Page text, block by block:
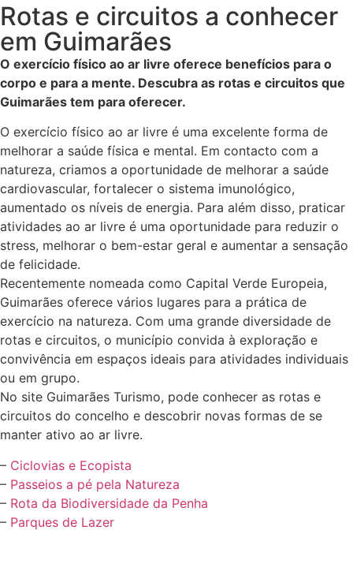
Rotas e circuitos a conhecer
em Guimarães
O exercício físico ao ar livre oferece benefícios para o
corpo e para a mente. Descubra as rotas e circuitos que
Guimarães tem para oferecer.
O exercício físico ao ar livre é uma excelente forma de
melhorar a saúde física e mental. Em contacto com a
natureza, criamos a oportunidade de melhorar a saúde
cardiovascular, fortalecer o sistema imunológico,
aumentado os níveis de energia. Para além disso, praticar
atividades ao ar livre é uma oportunidade para reduzir o
stress, melhorar o bem-estar geral e aumentar a sensação
de felicidade.
Recentemente nomeada como Capital Verde Europeia,
Guimarães oferece vários lugares para a prática de
exercício na natureza. Com uma grande diversidade de
rotas e circuitos, o município convida à exploração e
convivência em espaços ideais para atividades individuais
ou em grupo.
No site Guimarães Turismo, pode conhecer as rotas e
circuitos do concelho e descobrir novas formas de se
manter ativo ao ar livre.
– Ciclovias e Ecopista
– Passeios a pé pela Natureza
– Rota da Biodiversidade da Penha
– Parques de Lazer